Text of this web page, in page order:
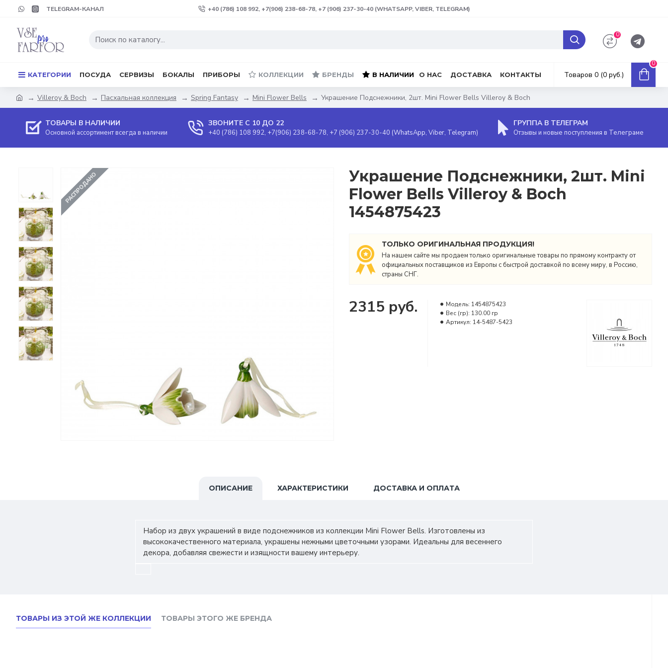
TELEGRAM-КАНАЛ +40 (786) 108 992, +7(906) 238-68-78, +7 (906) 237-30-40 (WHATSAPP, VIBER, TELEGRAM)
0
КАТЕГОРИИ ПОСУДА СЕРВИЗЫ БОКАЛЫ ПРИБОРЫ КОЛЛЕКЦИИ БРЕНДЫ В НАЛИЧИИ О НАС ДОСТАВКА КОНТАКТЫ Товаров 0 (0 руб.)
0
Villeroy & Boch Пасхальная коллекция Spring Fantasy Mini Flower Bells Украшение Подснежники, 2шт. Mini Flower Bells Villeroy & Boch
ТОВАРЫ В НАЛИЧИИ
Основной ассортимент всегда в наличии
ЗВОНИТЕ С 10 ДО 22
+40 (786) 108 992, +7(906) 238-68-78, +7 (906) 237-30-40 (WhatsApp, Viber, Telegram)
ГРУППА В ТЕЛЕГРАМ
Отзывы и новые поступления в Телеграме
РАСПРОДАНО
Украшение Подснежники, 2шт. Mini
Flower Bells Villeroy & Boch
1454875423
ТОЛЬКО ОРИГИНАЛЬНАЯ ПРОДУКЦИЯ!
На нашем сайте мы продаем только оригинальные товары по прямому контракту от
официальных поставщиков из Европы с быстрой доставкой по всему миру, в Россию,
страны СНГ.
2315 руб. Модель: 1454875423
Вес (гр): 130.00 гр
Артикул: 14-5487-5423
ОПИСАНИЕ ХАРАКТЕРИСТИКИ ДОСТАВКА И ОПЛАТА
Набор из двух украшений в виде подснежников из коллекции Mini Flower Bells. Изготовлены из
высококачественного материала, украшены нежными цветочными узорами. Идеальны для весеннего
декора, добавляя свежести и изящности вашему интерьеру.
ТОВАРЫ ИЗ ЭТОЙ ЖЕ КОЛЛЕКЦИИ ТОВАРЫ ЭТОГО ЖЕ БРЕНДА